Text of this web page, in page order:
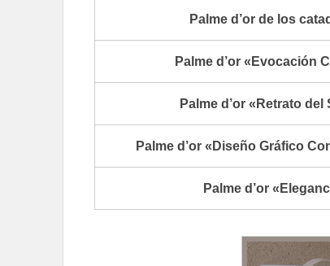
Palme d’or de los
Palme d’or «Evocación
Palme d’or «Retrato del
Palme d’or «Diseño Gráfico
Palme d’or